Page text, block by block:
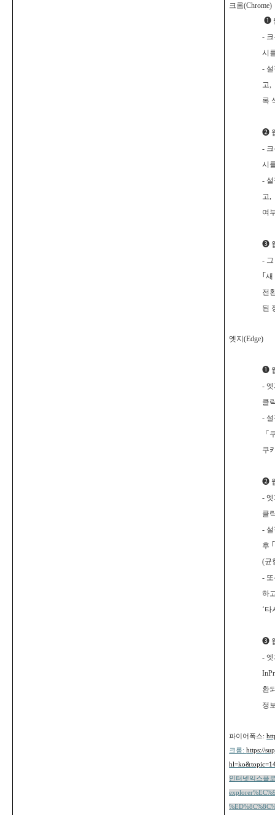
크롬(Chrome)
❶
-
시
-
고,
록
❷
-
시
-
고,
여
❸
-
｢ 새
전
된
엣지(Edge)
❶
-
클
-
「
쿠
❷
-
클
-
후 ｢
(균
-
하
‘
❸
-
환
정
파이어폭스:
크롬:https://
인터넷익스플